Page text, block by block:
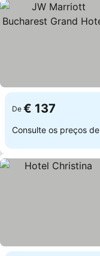
De € 137
Consulte os preços de